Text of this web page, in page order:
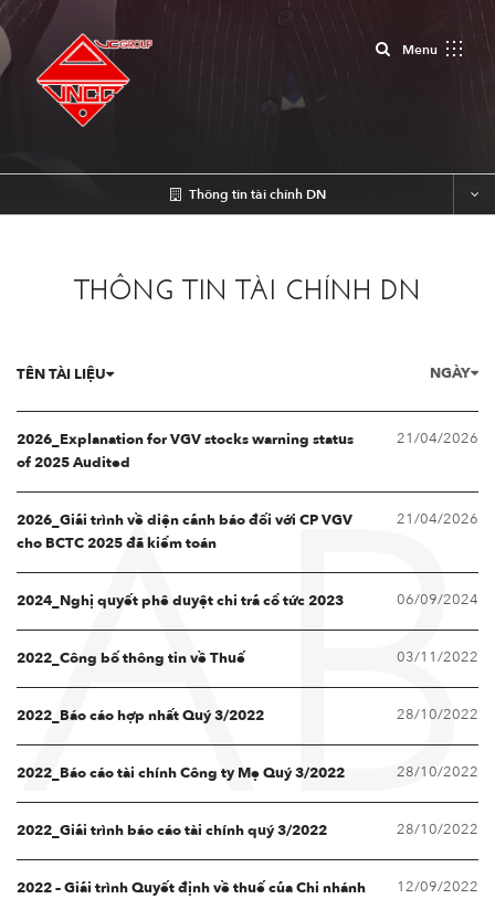
MenuClose
Thông tin tài chính DN
THÔNG TIN TÀI CHÍNH DN
TÊN TÀI LIỆU NGÀY
2026_Explanation for VGV stocks warning status
of 2025 Audited
21/04/2026
2026_Giải trình về diện cảnh báo đối với CP VGV
cho BCTC 2025 đã kiểm toán
21/04/2026
2024_Nghị quyết phê duyệt chi trả cổ tức 2023 06/09/2024
2022_Công bố thông tin về Thuế 03/11/2022
2022_Báo cáo hợp nhất Quý 3/2022 28/10/2022
2022_Báo cáo tài chính Công ty Mẹ Quý 3/2022 28/10/2022
2022_Giải trình báo cáo tài chính quý 3/2022 28/10/2022
2022 – Giải trình Quyết định về thuế của Chi nhánh 12/09/2022